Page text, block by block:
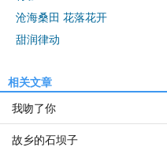
沧海桑田 花落花开
甜润律动
相关文章
我吻了你
故乡的石坝子